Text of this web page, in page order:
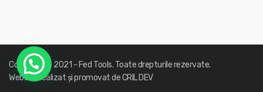
Copyright © 2021 - Fed Tools. Toate drepturile rezervate.
Website realizat și promovat deCRIL DEV